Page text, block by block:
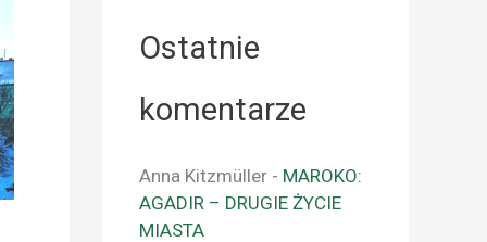
Ostatnie
komentarze
Anna Kitzmüller - MAROKO:
AGADIR – DRUGIE ŻYCIE
MIASTA